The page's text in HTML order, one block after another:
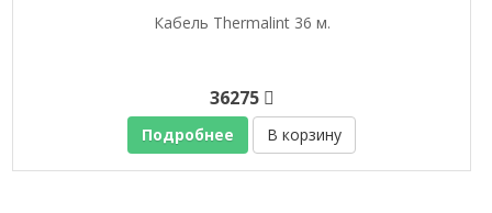
Кабель Thermalint 36 м.
36275
Подробнее В корзину